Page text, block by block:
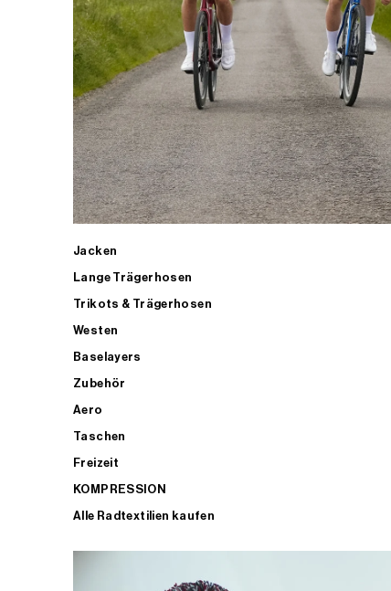
Jacken
Lange Trägerhosen
Trikots & Trägerhosen
Westen
Baselayers
Zubehör
Aero
Taschen
Freizeit
KOMPRESSION
Alle Radtextilien kaufen